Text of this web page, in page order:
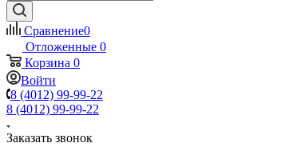
Сравнение0
Отложенные 0
Корзина 0
Войти
8 (4012) 99-99-22
8 (4012) 99-99-22
Заказать звонок